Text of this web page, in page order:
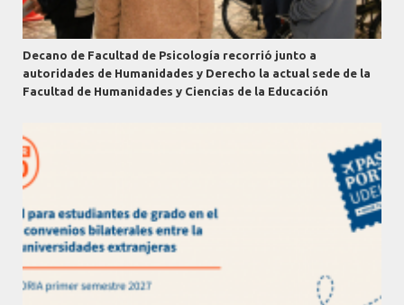
Decano de Facultad de Psicología recorrió junto a
autoridades de Humanidades y Derecho la actual sede de la
Facultad de Humanidades y Ciencias de la Educación